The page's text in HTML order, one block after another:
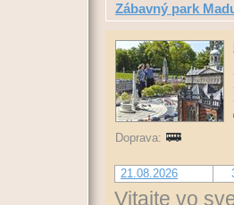
Zábavný park
Doprava:
21.08.2026
Vitajte vo